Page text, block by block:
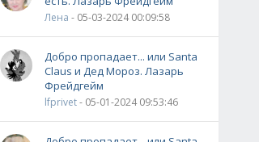
Лена - 05-03-2024 00:09:58
Добро пропадает... или Santa
Claus и Дед Мороз. Лазарь
Фрейдгейм
lfprivet- 05-01-2024 09:53:46